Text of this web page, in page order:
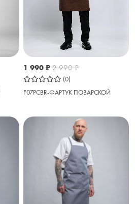
1 990 ₽ 2 990₽
(0)
F07PСBR-ФАРТУК ПОВАРСКОЙ